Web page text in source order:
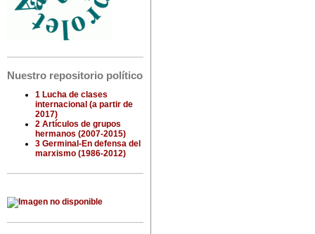
Nuestro repositorio político
1 Lucha de clases
internacional (a partir de
2017)
2 Artículos de grupos
hermanos (2007-2015)
3 Germinal-En defensa del
marxismo (1986-2012)